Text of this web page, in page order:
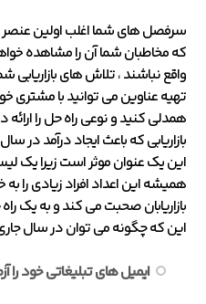
سرفصل های شما اغلب اولین عنصر
که مخاطبان شما آن را مشاهده
واقع نباشند ، تلاش های
تهیه عناوین می توانید با مشتری
بازاریابی که باعث ایجاد درآمد در سال 2019 می شوند.”
این یک عنوان موثر است زیرا یک
همیشه این اعداد افراد زیادی را
بازاریابان صحبت می کند و به یک
این که چگونه می توان در سال
ایمیل های تبلیغاتی خود را